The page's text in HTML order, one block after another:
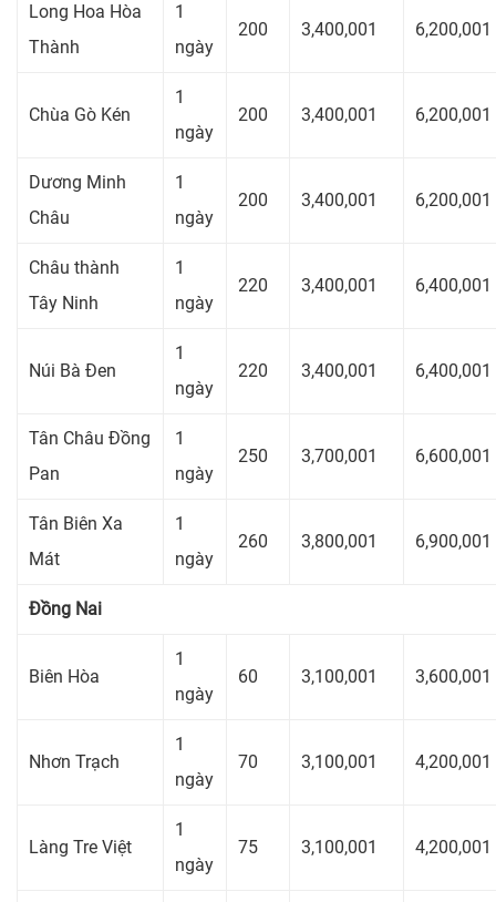
Long Hoa Hòa
Thành
1
ngày
200 3,400,001 6,200,001
Chùa Gò Kén
1
ngày
200 3,400,001 6,200,001
Dương Minh
Châu
1
ngày
200 3,400,001 6,200,001
Châu thành
Tây Ninh
1
ngày
220 3,400,001 6,400,001
Núi Bà Đen
1
ngày
220 3,400,001 6,400,001
Tân Châu Đồng
Pan
1
ngày
250 3,700,001 6,600,001
Tân Biên Xa
Mát
1
ngày
260 3,800,001 6,900,001
Đồng Nai
Biên Hòa
1
ngày
60 3,100,001 3,600,001
Nhơn Trạch
1
ngày
70 3,100,001 4,200,001
Làng Tre Việt
1
ngày
75 3,100,001 4,200,001